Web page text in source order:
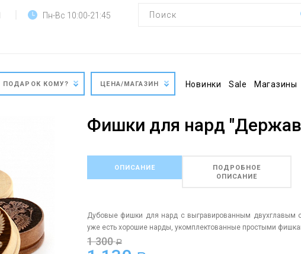
Пн-Вс 10:00-21:45
ПОДАРОК КОМУ? ЦЕНА/МАГАЗИН Новинки Sale Магазины
Фишки для нард
ОПИСАНИЕ
ПОДРОБНОЕ
ОПИСАНИЕ
Дубовые фишки для нард с выгравированным двухглавым
уже есть хорошие нарды, укомплектованные простыми
1 300a